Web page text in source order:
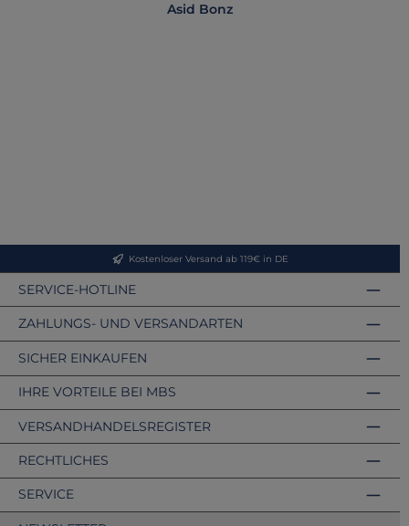
Asid Bonz
Kostenloser Versand ab 119€ in DE
SERVICE-HOTLINE
ZAHLUNGS- UND VERSANDARTEN
VERSANDHANDELSREGISTER
SICHER EINKAUFEN
IHRE VORTEILE BEI MBS
RECHTLICHES
SERVICE